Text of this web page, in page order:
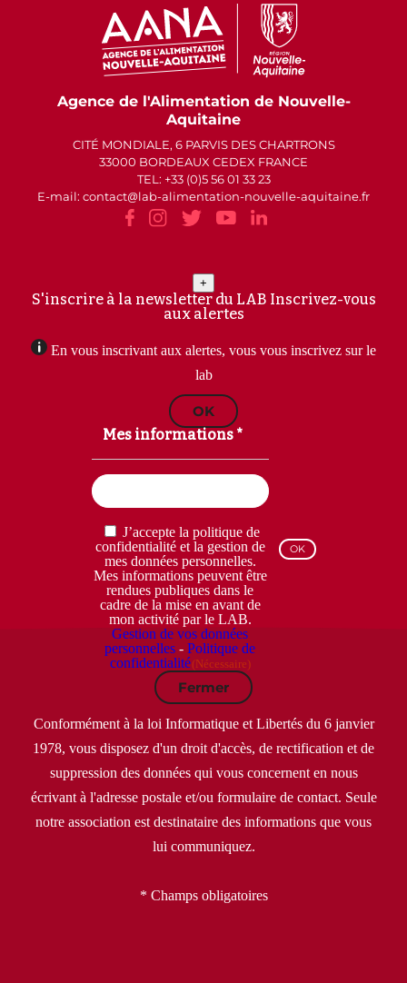
Agence de l'Alimentation de Nouvelle-
Aquitaine
CITÉ MONDIALE, 6 PARVIS DES CHARTRONS
33000 BORDEAUX CEDEX FRANCE
TEL: +33 (0)5 56 01 33 23
E-mail: contact
lab-alimentation-nouvelle-aquitaine.fr
+
S'inscrire à la newsletter du LAB Inscrivez-vous
aux alertes
En vous inscrivant aux alertes, vous vous inscrivez sur le
lab
OK
Mes informations *
RGPD
(Nécessaire)
J’accepte la politique de
confidentialité et la gestion de
mes données personnelles.
Mes informations peuvent être
rendues publiques dans le
cadre de la mise en avant de
mon activité par le LAB.
Gestion de vos données
personnelles -Politique de
confidentialité(Nécessaire)
Fermer
Conformément à la loi Informatique et Libertés du 6 janvier
1978, vous disposez d'un droit d'accès, de rectification et de
suppression des données qui vous concernent en nous
écrivant à l'adresse postale et/ou formulaire de contact. Seule
notre association est destinataire des informations que vous
lui communiquez.
* Champs obligatoires